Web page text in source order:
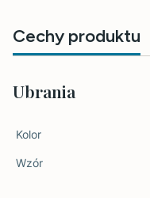
Cechy produktu
Ubrania
Kolor
Wzór